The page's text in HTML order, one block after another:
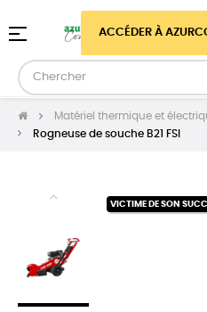
ACCÉDER À
Basculer
navigation
☰
Matériel thermique et
Rogneuse de souche B21 FSI
VICTIME DE SON